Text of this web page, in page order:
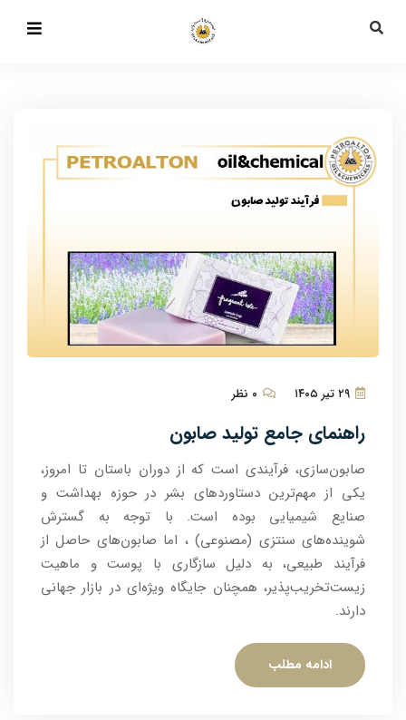
راهنمای جامع تولید صابون
صابون‌سازی، فرآیندی است که از دوران باستان تا امروز،
یکی از مهم‌ترین دستاوردهای بشر در حوزه بهداشت و
صنایع شیمیایی بوده است. با توجه به گسترش
شوینده‌های سنتزی (مصنوعی) ، اما صابون‌های حاصل از
فرآیند طبیعی، به دلیل سازگاری با پوست و ماهیت
زیست‌تخریب‌پذیر، همچنان جایگاه ویژه‌ای در بازار جهانی
دارند.
ادامه مطلب